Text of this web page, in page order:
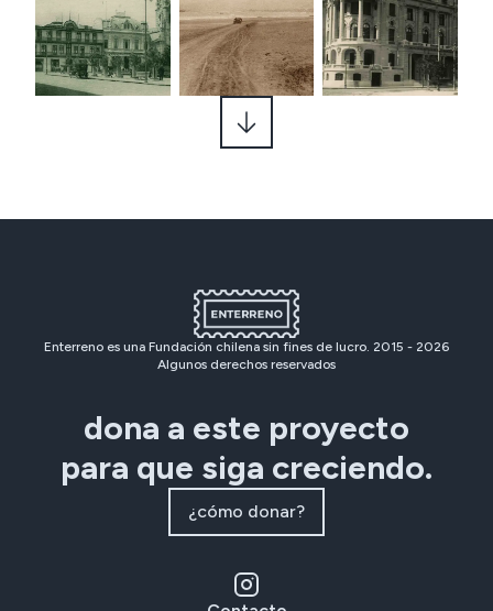
Enterreno es una Fundación chilena sin fines de lucro. 2015 - 2026
Algunos derechos reservados
dona a este proyecto
para que siga creciendo.
¿cómo donar?